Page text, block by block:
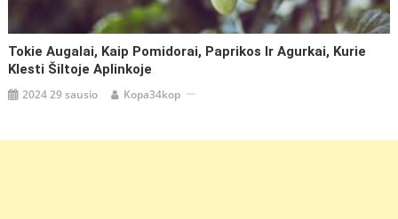
Tokie Augalai, Kaip Pomidorai, Paprikos Ir Agurkai, Kurie
Klesti Šiltoje Aplinkoje
2024 29 sausio Kopa34kop